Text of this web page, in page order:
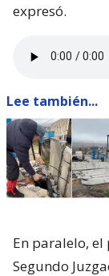
expresó.
Lee también...
En paralelo, el
Segundo